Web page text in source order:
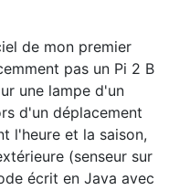
de mon premier
pas un Pi 2 B
une lampe d'un
d'un déplacement
l'heure et la saison,
(senseur sur
écrit en Java avec